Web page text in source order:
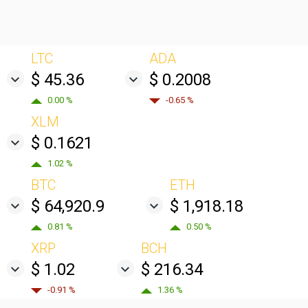
LTC
$ 45.36
0.00 %
ADA
$ 0.2008
-0.65 %
XLM
$ 0.1621
1.02 %
BTC
$ 64,920.9
0.81 %
ETH
$ 1,918.18
0.50 %
XRP
$ 1.02
-0.91 %
BCH
$ 216.34
1.36 %